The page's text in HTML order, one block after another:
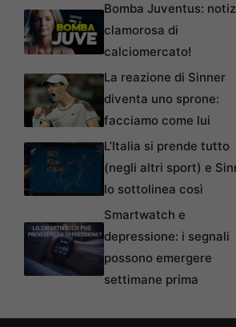
Bomba Juventus:
clamorosa di
calciomercato!
La reazione di Sinner
diventa uno sprone:
facciamo come lui
L’Italia si prende tutto
(negli altri sport) e
lo sottolinea così
Smartwatch e
depressione: i segnali
possono emergere
settimane prima